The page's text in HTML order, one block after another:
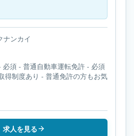
ナンカイ
須 - 普通自動車運転免許 - 必須
得制度あり - 普通免許の方もお気
求人を見る